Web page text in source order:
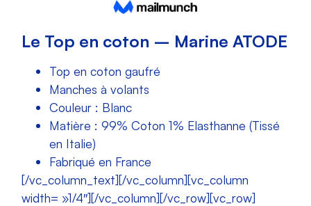
Le Top en coton – Marine ATODE
Top en coton gaufré
Manches à volants
Couleur : Blanc
Matière : 99% Coton 1% Elasthanne (Tissé
en Italie)
Fabriqué en France
[/vc_column_text][/vc_column][vc_column
width= »1/4″][/vc_column][/vc_row][vc_row]